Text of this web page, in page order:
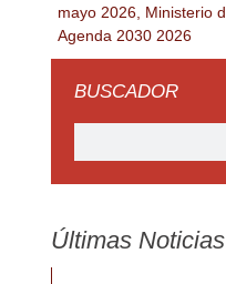
mayo 2026, Ministerio
Agenda 2030 2026
BUSCADOR
Últimas Noticias